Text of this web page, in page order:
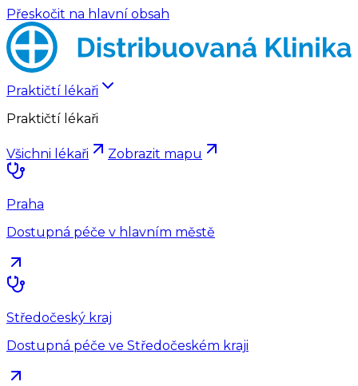
Přeskočit na hlavní obsah
Praktičtí lékaři
Praktičtí lékaři
Všichni lékaři Zobrazit mapu
Praha
Dostupná péče v hlavním městě
Středočeský kraj
Dostupná péče ve Středočeském kraji